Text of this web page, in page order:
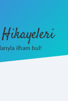
ilham bul!